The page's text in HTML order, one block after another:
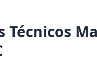
Técnicos